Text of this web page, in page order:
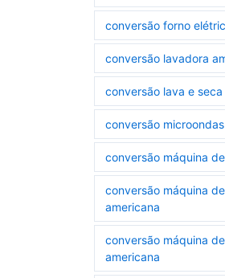
conversão forno
conversão lavadora
conversão lava e
conversão
conversão máquina
conversão máquina
americana
conversão máquina
americana